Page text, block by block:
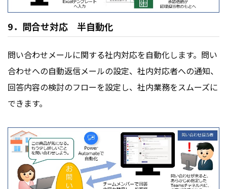
9．問合せ対応 半自動化
問い合わせメールに関する社内対応を自動化します。問い
合わせへの自動返信メールの設定、社内対応者への通知、
回答内容の検討のフローを設定し、社内業務をスムーズに
できます。